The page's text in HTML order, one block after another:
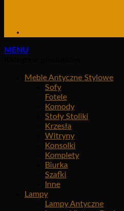
MENU
Meble Antyczne Stylowe
Sofy
Fotele
Komody
Stoły Stoliki
Krzesła
Witryny
Konsolki
Komplety
Biurka
Szafki
Inne
Lampy
Lampy Antyczne